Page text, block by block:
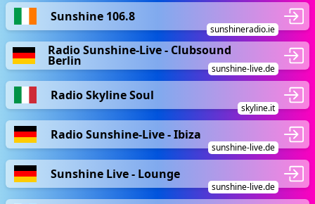
Sunshine 106.8
sunshineradio.ie
Radio Sunshine-Live - Clubsound
Berlin
sunshine-live.de
Radio Skyline Soul
skyline.it
Radio Sunshine-Live - Ibiza
sunshine-live.de
Sunshine Live - Lounge
sunshine-live.de